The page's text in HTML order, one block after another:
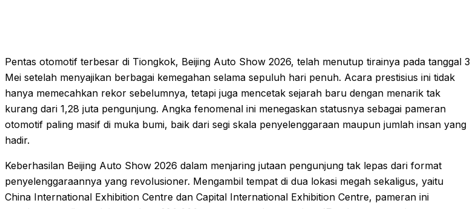
Pentas otomotif terbesar di Tiongkok, Beijing Auto Show 2026, telah menutup tirainya pada tanggal 3
Mei setelah menyajikan berbagai kemegahan selama sepuluh hari penuh. Acara prestisius ini tidak
hanya memecahkan rekor sebelumnya, tetapi juga mencetak sejarah baru dengan menarik tak
kurang dari 1,28 juta pengunjung. Angka fenomenal ini menegaskan statusnya sebagai pameran
otomotif paling masif di muka bumi, baik dari segi skala penyelenggaraan maupun jumlah insan yang
hadir.
Keberhasilan Beijing Auto Show 2026 dalam menjaring jutaan pengunjung tak lepas dari format
penyelenggaraannya yang revolusioner. Mengambil tempat di dua lokasi megah sekaligus, yaitu
China International Exhibition Centre dan Capital International Exhibition Centre, pameran ini